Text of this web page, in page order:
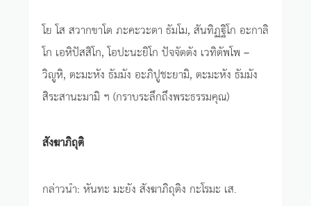
โย โส สวากขาโต ภะคะวะตา ธัมโม, สันทิฏฐิโก อะกาลิ
โก เอหิปัสสิโก, โอปะนะยิโก ปัจจัตตัง เวทิตัพโพ –
วิญูหิ, ตะมะหัง ธัมมัง อะภิปูชะยามิ, ตะมะหัง ธัมมัง
สิระสานะมามิ ฯ (กราบระลึกถึงพระธรรมคุณ)
สังฆาภิถุติ
กล่าวนำ: หันทะ มะยัง สังฆาภิถุติง กะโรมะ เส.